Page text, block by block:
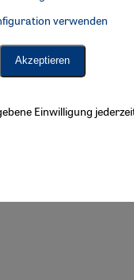
Facebook Connect,
verwenden
Akzeptieren
Einwilligung